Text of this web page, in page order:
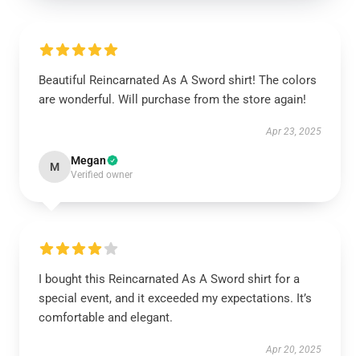
Beautiful Reincarnated As A Sword shirt! The colors
are wonderful. Will purchase from the store again!
Apr 23, 2025
M Megan
Verified owner
I bought this Reincarnated As A Sword shirt for a
special event, and it exceeded my expectations. It’s
comfortable and elegant.
Apr 20, 2025